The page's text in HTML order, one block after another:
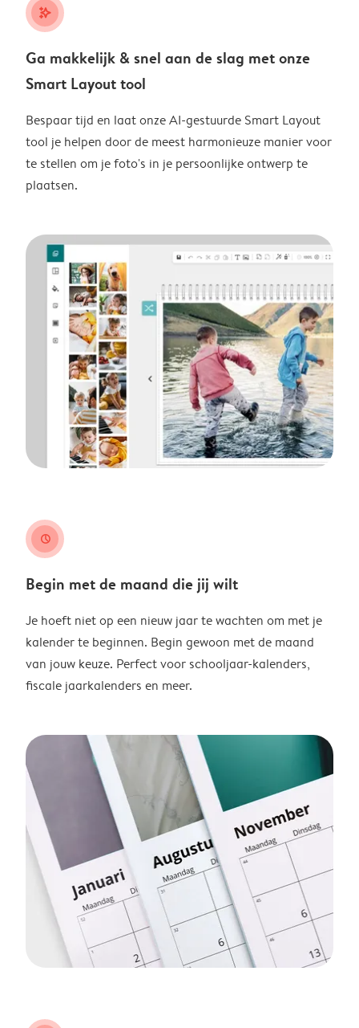
stars_plus
Ga makkelijk & snel aan de slag met onze
Smart Layout tool
Bespaar tijd en laat onze AI-gestuurde Smart Layout
tool je helpen door de meest harmonieuze manier voor
te stellen om je foto's in je persoonlijke ontwerp te
plaatsen.
clock
Begin met de maand die jij wilt
Je hoeft niet op een nieuw jaar te wachten om met je
kalender te beginnen. Begin gewoon met de maand
van jouw keuze. Perfect voor schooljaar-kalenders,
fiscale jaarkalenders en meer.